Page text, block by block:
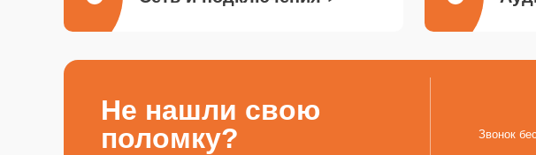
Не нашли свою
поломку?
Звонок